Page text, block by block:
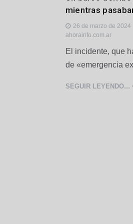
t
e
r
a
c
o
mientras
26 de marzo de 2024
ahorainfo.com.ar
El incidente, que
de «emergencia
SEGUIR LEYENDO...